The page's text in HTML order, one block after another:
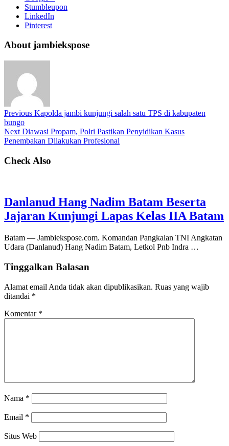
Stumbleupon
LinkedIn
Pinterest
About jambiekspose
Previous Kapolda jambi kunjungi salah satu TPS di kabupaten
bungo
Next Diawasi Propam, Polri Pastikan Penyidikan Kasus
Penembakan Dilakukan Profesional
Check Also
Danlanud Hang Nadim Batam Beserta
Jajaran Kunjungi Lapas Kelas IIA Batam
Batam — Jambiekspose.com. Komandan Pangkalan TNI Angkatan
Udara (Danlanud) Hang Nadim Batam, Letkol Pnb Indra …
Tinggalkan Balasan
Alamat email Anda tidak akan dipublikasikan. Ruas yang wajib
ditandai *
Komentar *
Nama *
Email *
Situs Web